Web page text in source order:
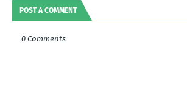
POST A COMMENT
0 Comments